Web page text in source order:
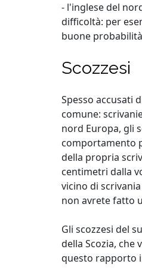
- l'inglese del
difficoltà: per
buone
Scozzesi
Spesso accusati
comune:
nord Europa, gli
comportamento
della propria
centimetri dalla
vicino di
non avrete fatto
Gli scozzesi del
della Scozia,
questo rapporto